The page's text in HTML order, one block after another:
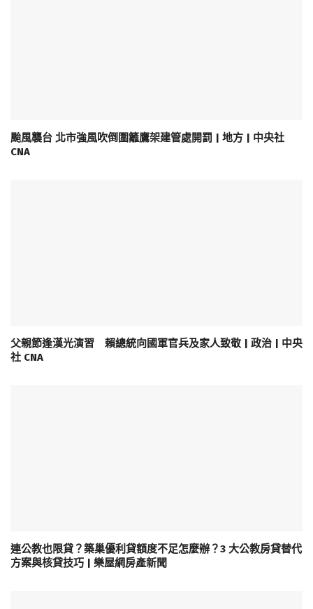
颱風襲台 北市強風吹倒圍籬鷹架建管處開罰 | 地方 | 中央社
CNA
父親節逢漢光演習 賴總統向國軍官兵及家人致敬 | 政治 | 中央
社 CNA
連公教也限貸？築巢優利貸額度不足怎麼辦？3 大公教房貸替代
方案與核貸技巧 | 樂屋網房產新聞